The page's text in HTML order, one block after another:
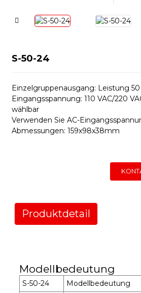
S-50-24
Einzelgruppenausgang: Leistung
Eingangsspannung: 110 VAC/220
wählbar
Verwenden Sie AC-
Abmessungen: 159x98x38mm
Produktdetail
Modellbedeutung
S-50-24 Modellbedeutung